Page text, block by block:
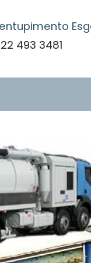
22 493 3481